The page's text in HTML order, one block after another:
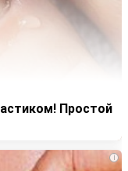
Простой
i